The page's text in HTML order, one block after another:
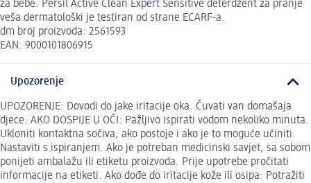
za bebe. Persil Active Clean Expert Sensitive deterdžent za pranje
veša dermatološki je testiran od strane ECARF-a.
dm broj proizvoda: 2561593
EAN: 9000101806915
Upozorenje
UPOZORENJE: Dovodi do jake iritacije oka. Čuvati van domašaja
djece. AKO DOSPIJE U OČI: Pažljivo ispirati vodom nekoliko minuta.
Ukloniti kontaktna sočiva, ako postoje i ako je to moguće učiniti.
Nastaviti s ispiranjem. Ako je potreban medicinski savjet, sa sobom
ponijeti ambalažu ili etiketu proizvoda. Prije upotrebe pročitati
informacije na etiketi. Ako dođe do iritacije kože ili osipa: Potražiti